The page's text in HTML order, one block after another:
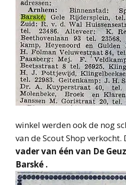
winkel werden ook de nog
van de Scout Shop verkocht.
vader van één van De
Barské .